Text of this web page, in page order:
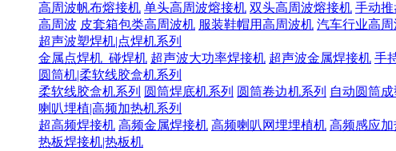
高周波帆布熔接机 单头高周波熔接机 双头高周波熔接机 手动
高周波 皮套箱包类高周波机 服装鞋帽用高周波机 汽车行业高周
超声波塑焊机|点焊机系列
金属点焊机_碰焊机 超声波大功率焊接机 超声波金属焊接机 手
圆筒机|柔软线胶盒机系列
柔软线胶盒机系列 圆筒焊底机系列 圆筒卷边机系列 自动圆筒
喇叭埋植|高频加热机系列
超高频焊接机 高频金属焊接机 高频喇叭网埋埋植机 高频感应
热板焊接机|热板机